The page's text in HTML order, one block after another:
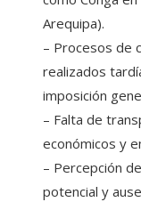
Arequipa).
– Procesos de
realizados
imposición
– Falta de
económicos y
– Percepción
potencial y